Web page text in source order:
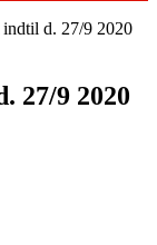
d. 27/9 2020
27/9 2020